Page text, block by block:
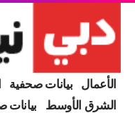
الأعمال بيانات صحفية
الشرق الأوسط
بيانات